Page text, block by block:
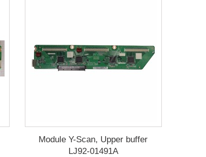
Module Y-Scan, Upper buffer
LJ92-01491A